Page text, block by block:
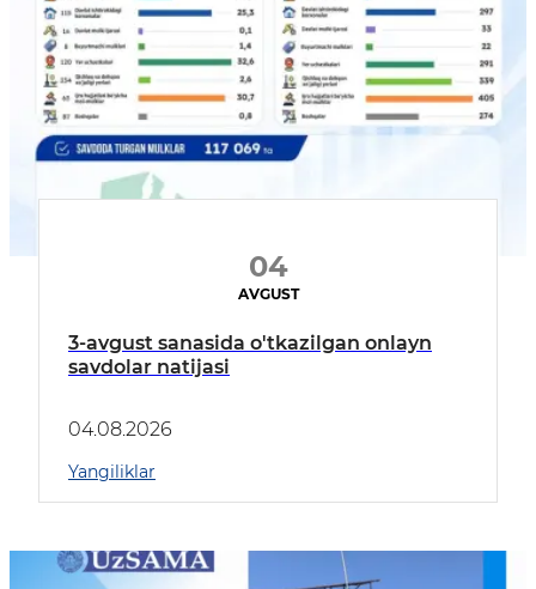
04
AVGUST
3-avgust sanasida o'tkazilgan onlayn
savdolar natijasi
04.08.2026
Yangiliklar